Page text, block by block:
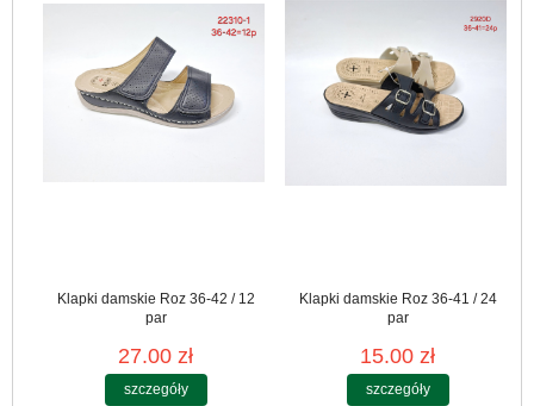
Klapki damskie Roz 36-42 / 12
par
27.00 zł
szczegóły
Klapki damskie Roz 36-41 / 24
par
15.00 zł
szczegóły